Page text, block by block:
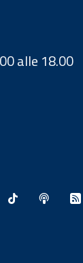
alle 18.00